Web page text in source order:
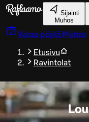
Siirry pääsisältöön
Sijainti
Muhos
Varaa pöytä Muhos
Etusivu
Ravintolat